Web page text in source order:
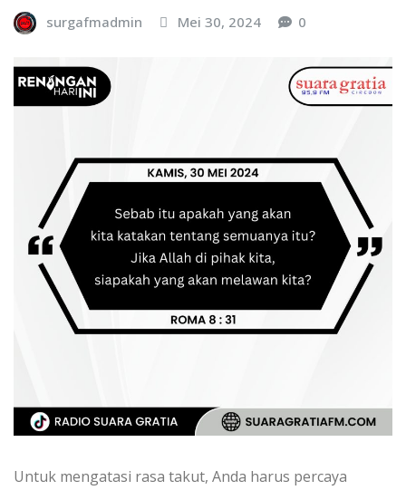
surgafmadmin Mei 30, 2024 0
Untuk mengatasi rasa takut, Anda harus percaya